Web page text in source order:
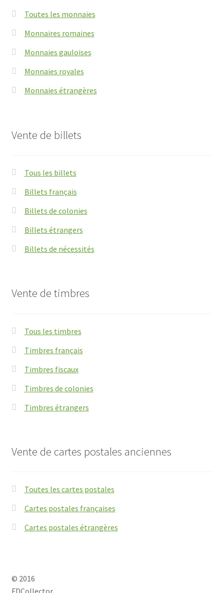
Toutes les monnaies
Monnaires romaines
Monnaies gauloises
Monnaies royales
Monnaies étrangères
Vente de billets
Tous les billets
Billets français
Billets de colonies
Billets étrangers
Billets de nécessités
Vente de timbres
Tous les timbres
Timbres français
Timbres fiscaux
Timbres de colonies
Timbres étrangers
Vente de cartes postales anciennes
Toutes les cartes postales
Cartes postales françaises
Cartes postales étrangères
© 2016